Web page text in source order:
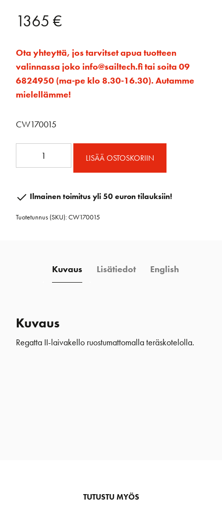
1365 €
Ota yhteyttä, jos tarvitset apua tuotteen
valinnassa joko info@sailtech.fi tai soita 09
6824950 (ma-pe klo 8.30-16.30). Autamme
mielellämme!
CW170015
ruostumaton
määrä
LISÄÄ OSTOSKORIIN
Ilmainen toimitus yli 50 euron tilauksiin!
Tuotetunnus (SKU):CW170015
Kuvaus Lisätiedot English
Kuvaus
Regatta II-laivakello ruostumattomalla teräskotelolla.
TUTUSTU MYÖS